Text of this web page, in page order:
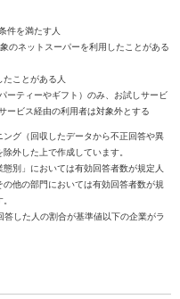
件を満たす人
のネットスーパーを利用したことがある
ことがある人
ーティーやギフト）のみ、お試しサービ
ービス経由の利用者は対象外とする
グ（回収したデータから不正回答や異
外した上で作成しています。
別」においては有効回答者数が規定人
他の部門においては有効回答者数が規
した人の割合が基準値以下の企業がラ